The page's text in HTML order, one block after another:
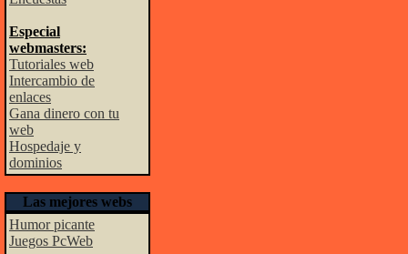
Especial
webmasters:
Tutoriales web
Intercambio de
enlaces
Gana dinero con tu
web
Hospedaje y
dominios
Las mejores webs
Humor picante
Juegos PcWeb